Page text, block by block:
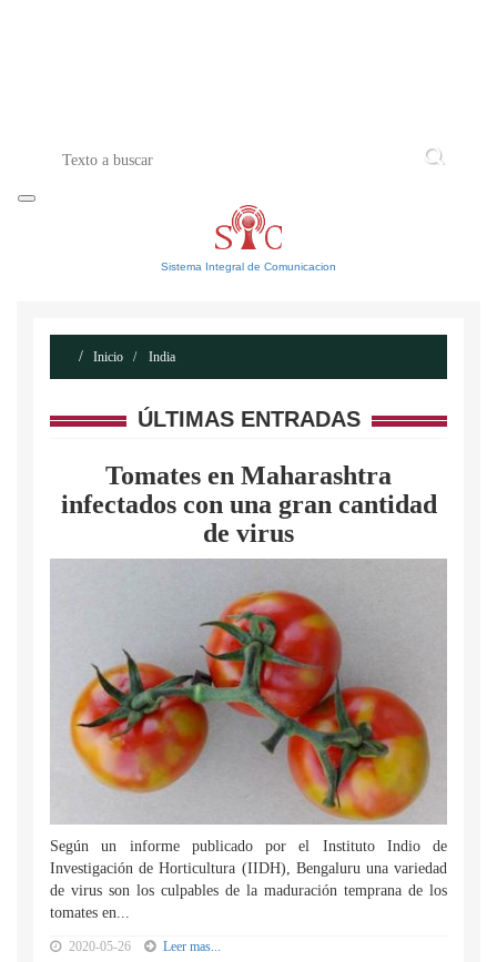
Sistema Integral de Comunicacion
Inicio India
ÚLTIMAS ENTRADAS
Tomates en Maharashtra
infectados con una gran cantidad
de virus
Según un informe publicado por el Instituto Indio de
Investigación de Horticultura (IIDH), Bengaluru una variedad
de virus son los culpables de la maduración temprana de los
tomates en...
2020-05-26 Leer mas...